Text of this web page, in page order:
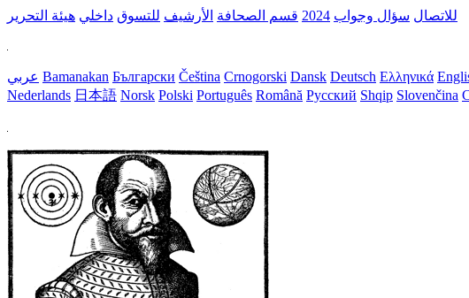
للاتصال سؤال وجواب 2024 قسم الصحافة الأرشيف للتسوق داخلي هيئة التحرير
عربي Bamanakan Български Čeština Crnogorski Dansk Deutsch Ελληνικά
Nederlands 日本語 Norsk Polski Português Română Русский Shqip Slovenčina